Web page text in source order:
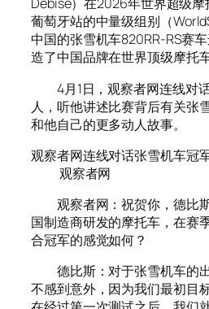
Debise）在2026年世界超级摩
葡萄牙站的中量级组别（
中国的张雪机车820RR-RS赛
造了中国品牌在世界顶级摩托
4月1日，观察者网连线对
人，听他讲述比赛背后有关张
和他自己的更多动人故事。
观察者网连线对话张雪机车冠
观察者网
观察者网：祝贺你，德比
国制造商研发的摩托车，在赛
合冠军的感觉如何？
德比斯：对于张雪机车的
不感到意外，因为我们最初目